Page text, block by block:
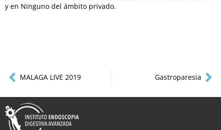
y en Ninguno del ámbito privado.
MALAGA LIVE 2019 Gastroparesia